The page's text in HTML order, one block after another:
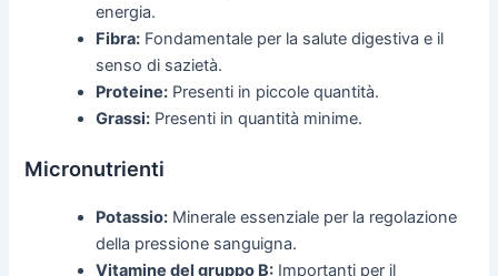
energia.
Fibra: Fondamentale per la salute digestiva e il
senso di sazietà.
Proteine: Presenti in piccole quantità.
Grassi: Presenti in quantità minime.
Micronutrienti
Potassio: Minerale essenziale per la regolazione
della pressione sanguigna.
Vitamine del gruppo B: Importanti per il